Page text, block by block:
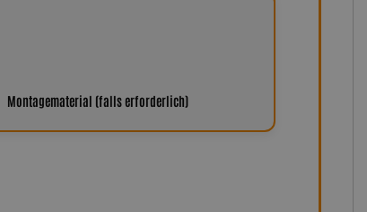
Montagematerial (falls erforderlich)